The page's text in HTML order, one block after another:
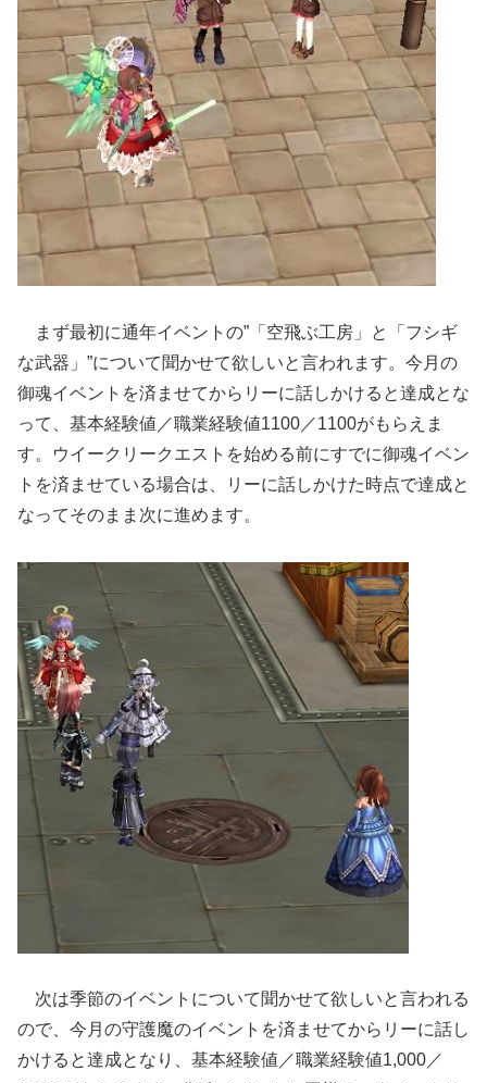
まず最初に通年イベントの”「空飛ぶ工房」と「フシギ
な武器」”について聞かせて欲しいと言われます。今月の
御魂イベントを済ませてからリーに話しかけると達成とな
って、基本経験値／職業経験値1100／1100がもらえま
す。ウイークリークエストを始める前にすでに御魂イベン
トを済ませている場合は、リーに話しかけた時点で達成と
なってそのまま次に進めます。
次は季節のイベントについて聞かせて欲しいと言われる
ので、今月の守護魔のイベントを済ませてからリーに話し
かけると達成となり、基本経験値／職業経験値1,000／